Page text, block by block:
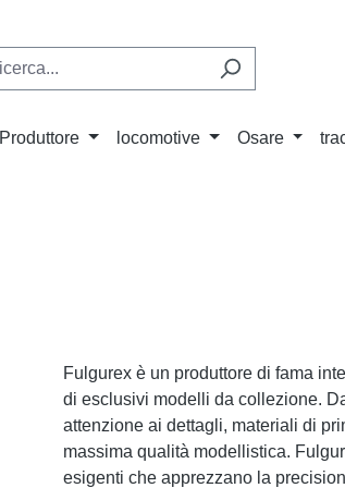
Produttore locomotive Osare
Fulgurex è un produttore di fama
di esclusivi modelli da collezione.
attenzione ai dettagli, materiali di
massima qualità modellistica.
esigenti che apprezzano la